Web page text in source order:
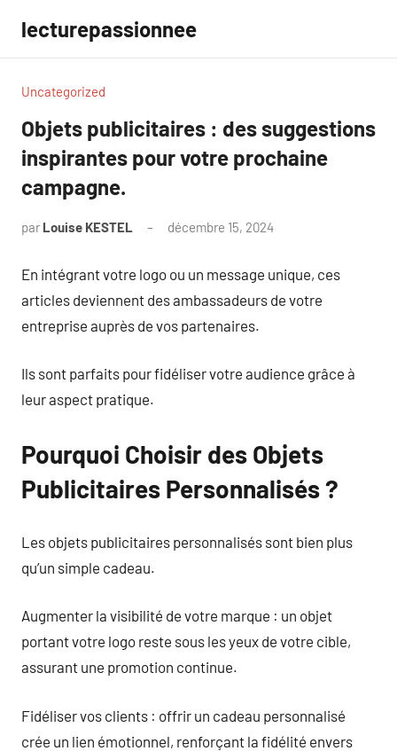
contenu
lecturepassionnee
Uncategorized
Objets publicitaires : des suggestions
inspirantes pour votre prochaine
campagne.
par Louise KESTEL décembre 15, 2024
En intégrant votre logo ou un message unique, ces
articles deviennent des ambassadeurs de votre
entreprise auprès de vos partenaires.
Ils sont parfaits pour fidéliser votre audience grâce à
leur aspect pratique.
Pourquoi Choisir des Objets
Publicitaires Personnalisés ?
Les objets publicitaires personnalisés sont bien plus
qu’un simple cadeau.
Augmenter la visibilité de votre marque : un objet
portant votre logo reste sous les yeux de votre cible,
assurant une promotion continue.
Fidéliser vos clients : offrir un cadeau personnalisé
crée un lien émotionnel, renforçant la fidélité envers